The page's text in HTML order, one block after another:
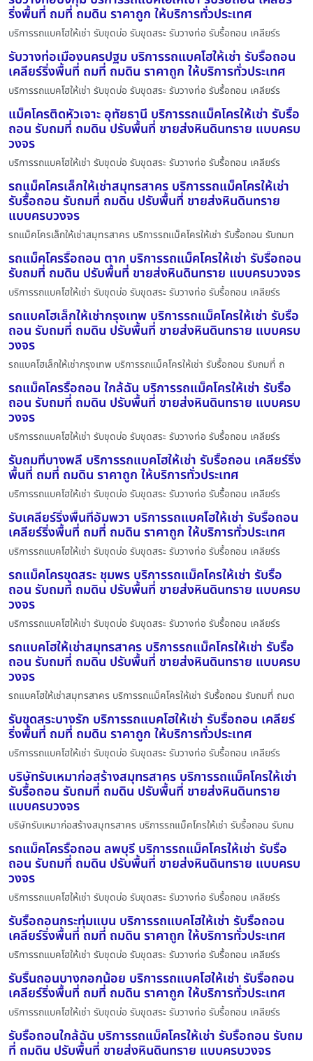
ริ่งพื้นที่ ถมที่ ถมดิน ราคาถูก ให้บริการทั่วประเทศ
บริการรถแบคโฮให้เช่า รับขุดบ่อ รับขุดสระ รับวางท่อ รับรื้อถอน เคลียร์ร
รับวางท่อเมืองนครปฐม บริการรถแบคโฮให้เช่า รับรื้อถอน
เคลียร์ริ่งพื้นที่ ถมที่ ถมดิน ราคาถูก ให้บริการทั่วประเทศ
บริการรถแบคโฮให้เช่า รับขุดบ่อ รับขุดสระ รับวางท่อ รับรื้อถอน เคลียร์ร
แม็คโครติดหัวเจาะ อุทัยธานี บริการรถแม็คโครให้เช่า รับรื้อ
ถอน รับถมที่ ถมดิน ปรับพื้นที่ ขายส่งหินดินทราย แบบครบ
วงจร
บริการรถแบคโฮให้เช่า รับขุดบ่อ รับขุดสระ รับวางท่อ รับรื้อถอน เคลียร์ร
รถแม็คโครเล็กให้เช่าสมุทรสาคร บริการรถแม็คโครให้เช่า
รับรื้อถอน รับถมที่ ถมดิน ปรับพื้นที่ ขายส่งหินดินทราย
แบบครบวงจร
รถแม็คโครเล็กให้เช่าสมุทรสาคร บริการรถแม็คโครให้เช่า รับรื้อถอน รับถมท
รถแม็คโครรื้อถอน ตาก บริการรถแม็คโครให้เช่า รับรื้อถอน
รับถมที่ ถมดิน ปรับพื้นที่ ขายส่งหินดินทราย แบบครบวงจร
บริการรถแบคโฮให้เช่า รับขุดบ่อ รับขุดสระ รับวางท่อ รับรื้อถอน เคลียร์ร
รถแบคโฮเล็กให้เช่ากรุงเทพ บริการรถแม็คโครให้เช่า รับรื้อ
ถอน รับถมที่ ถมดิน ปรับพื้นที่ ขายส่งหินดินทราย แบบครบ
วงจร
รถแบคโฮเล็กให้เช่ากรุงเทพ บริการรถแม็คโครให้เช่า รับรื้อถอน รับถมที่ ถ
รถแม็คโครรื้อถอน ใกล้ฉัน บริการรถแม็คโครให้เช่า รับรื้อ
ถอน รับถมที่ ถมดิน ปรับพื้นที่ ขายส่งหินดินทราย แบบครบ
วงจร
บริการรถแบคโฮให้เช่า รับขุดบ่อ รับขุดสระ รับวางท่อ รับรื้อถอน เคลียร์ร
รับถมที่บางพลี บริการรถแบคโฮให้เช่า รับรื้อถอน เคลียร์ริ่ง
พื้นที่ ถมที่ ถมดิน ราคาถูก ให้บริการทั่วประเทศ
บริการรถแบคโฮให้เช่า รับขุดบ่อ รับขุดสระ รับวางท่อ รับรื้อถอน เคลียร์ร
รับเคลียร์ริ่งพื้นที่อัมพวา บริการรถแบคโฮให้เช่า รับรื้อถอน
เคลียร์ริ่งพื้นที่ ถมที่ ถมดิน ราคาถูก ให้บริการทั่วประเทศ
บริการรถแบคโฮให้เช่า รับขุดบ่อ รับขุดสระ รับวางท่อ รับรื้อถอน เคลียร์ร
รถแม็คโครขุดสระ ชุมพร บริการรถแม็คโครให้เช่า รับรื้อ
ถอน รับถมที่ ถมดิน ปรับพื้นที่ ขายส่งหินดินทราย แบบครบ
วงจร
บริการรถแบคโฮให้เช่า รับขุดบ่อ รับขุดสระ รับวางท่อ รับรื้อถอน เคลียร์ร
รถแบคโฮให้เช่าสมุทรสาคร บริการรถแม็คโครให้เช่า รับรื้อ
ถอน รับถมที่ ถมดิน ปรับพื้นที่ ขายส่งหินดินทราย แบบครบ
วงจร
รถแบคโฮให้เช่าสมุทรสาคร บริการรถแม็คโครให้เช่า รับรื้อถอน รับถมที่ ถมด
รับขุดสระบางรัก บริการรถแบคโฮให้เช่า รับรื้อถอน เคลียร์
ริ่งพื้นที่ ถมที่ ถมดิน ราคาถูก ให้บริการทั่วประเทศ
บริการรถแบคโฮให้เช่า รับขุดบ่อ รับขุดสระ รับวางท่อ รับรื้อถอน เคลียร์ร
บริษัทรับเหมาก่อสร้างสมุทรสาคร บริการรถแม็คโครให้เช่า
รับรื้อถอน รับถมที่ ถมดิน ปรับพื้นที่ ขายส่งหินดินทราย
แบบครบวงจร
บริษัทรับเหมาก่อสร้างสมุทรสาคร บริการรถแม็คโครให้เช่า รับรื้อถอน รับถม
รถแม็คโครรื้อถอน ลพบุรี บริการรถแม็คโครให้เช่า รับรื้อ
ถอน รับถมที่ ถมดิน ปรับพื้นที่ ขายส่งหินดินทราย แบบครบ
วงจร
บริการรถแบคโฮให้เช่า รับขุดบ่อ รับขุดสระ รับวางท่อ รับรื้อถอน เคลียร์ร
รับรื้อถอนกระทุ่มแบน บริการรถแบคโฮให้เช่า รับรื้อถอน
เคลียร์ริ่งพื้นที่ ถมที่ ถมดิน ราคาถูก ให้บริการทั่วประเทศ
บริการรถแบคโฮให้เช่า รับขุดบ่อ รับขุดสระ รับวางท่อ รับรื้อถอน เคลียร์ร
รับรื้นถอนบางกอกน้อย บริการรถแบคโฮให้เช่า รับรื้อถอน
เคลียร์ริ่งพื้นที่ ถมที่ ถมดิน ราคาถูก ให้บริการทั่วประเทศ
บริการรถแบคโฮให้เช่า รับขุดบ่อ รับขุดสระ รับวางท่อ รับรื้อถอน เคลียร์ร
รับรื้อถอนใกล้ฉัน บริการรถแม็คโครให้เช่า รับรื้อถอน รับถม
ที่ ถมดิน ปรับพื้นที่ ขายส่งหินดินทราย แบบครบวงจร